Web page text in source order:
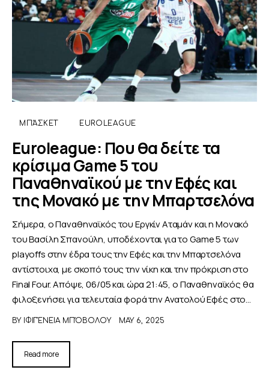
ΜΠΆΣΚΕΤ EUROLEAGUE
Euroleague: Που θα δείτε τα
κρίσιμα Game 5 του
Παναθηναϊκού με την Εφές και
της Μονακό με την Μπαρτσελόνα
Σήμερα, ο Παναθηναϊκός του Εργκίν Αταμάν και η Μονακό
του Βασίλη Σπανούλη, υποδέχονται για το Game 5 των
playoffs στην έδρα τους την Εφές και την Μπαρτσελόνα
αντίστοιχα, με σκοπό τους την νίκη και την πρόκριση στο
Final Four. Απόψε, 06/05 και ώρα 21:45, ο Παναθηναϊκός θα
φιλοξενήσει για τελευταία φορά την Ανατολού Εφές στο…
BY ΙΦΙΓΈΝΕΙΑ ΜΠΌΒΟΛΟΥ MAY 6, 2025
Read more